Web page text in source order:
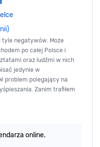
tyle negatywów. Może
po całej Polsce i
oraz ludźmi w nich
jedynie w
problem polegający na
Zanim trafiłem
online.